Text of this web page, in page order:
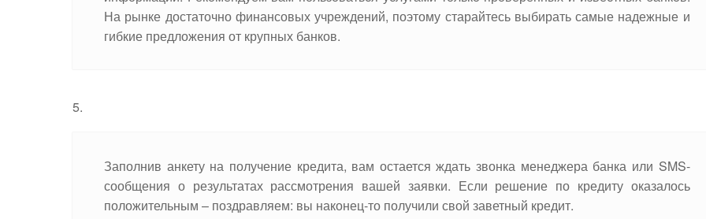
На рынке достаточно финансовых учреждений, поэтому старайтесь выбирать самые надежные и
гибкие предложения от крупных банков.
Заполнив анкету на получение кредита, вам остается ждать звонка менеджера банка или SMS-
сообщения о результатах рассмотрения вашей заявки. Если решение по кредиту оказалось
положительным – поздравляем: вы наконец-то получили свой заветный кредит.